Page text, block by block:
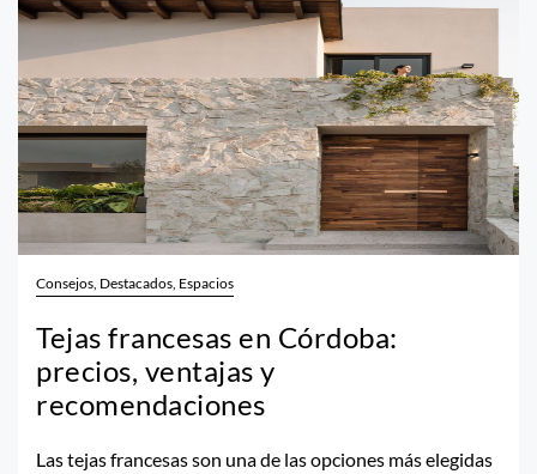
Consejos, Destacados, Espacios
Tejas francesas en Córdoba:
precios, ventajas y
recomendaciones
Las tejas francesas son una de las opciones más elegidas